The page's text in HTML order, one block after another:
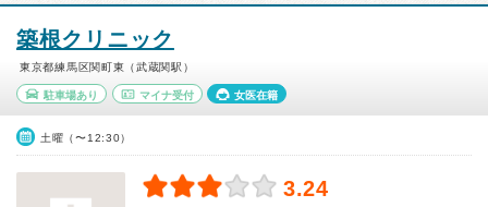
築根クリニック
東京都練馬区関町東（武蔵関駅）
駐車場あり マイナ受付 女医在籍
土曜（〜12:30）
3.24